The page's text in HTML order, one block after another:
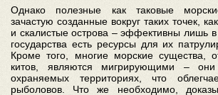
Однако полезные как таковые
зачастую созданные вокруг таких точек,
и скалистые острова – эффективны лишь
государства есть ресурсы для их
Кроме того, многие морские существа,
китов, являются мигрирующими –
охраняемых территориях, что
рыболовов. Что же необходимо,